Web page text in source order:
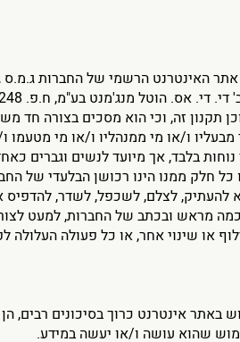
מפעילת מלון דיוויד ים המלח ריזורט וספא. (להלן יחדיו: "החברות").
תקנון זה, וכי הוא מסכים בצורה חד
ו/או מי ממנהליו ו/או מי מטעמו
חלק ממנו הינו רכושן הבלעדי של
לצלם, לשכפל, לשדר, להדפיס
מראש ובכתב של החברות, למעט
או שינוי אחר, או כל פעולה העלולה